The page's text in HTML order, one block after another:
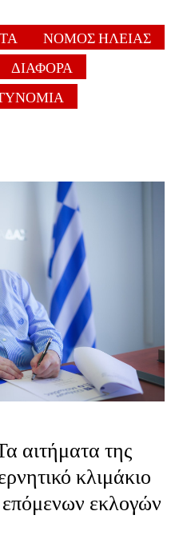
ΝΟΜΟΣ ΗΛΕΙΑΣ
ΔΙΑΦΟΡΑ
αιτήματα της
κλιμάκιο
εκλογών